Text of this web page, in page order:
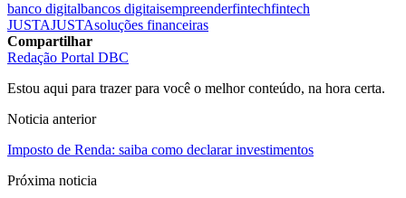
banco digitalbancos digitaisempreenderfintechfintech
JUSTAJUSTAsoluções financeiras
Compartilhar
Redação Portal DBC
Estou aqui para trazer para você o melhor conteúdo, na hora certa.
Noticia anterior
Imposto de Renda: saiba como declarar investimentos
Próxima noticia